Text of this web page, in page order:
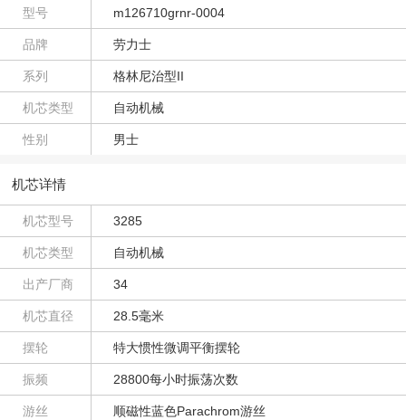
型号 m126710grnr-0004
品牌 劳力士
系列 格林尼治型II
机芯类型 自动机械
性别 男士
机芯详情
机芯型号 3285
机芯类型 自动机械
出产厂商 34
机芯直径 28.5毫米
摆轮 特大惯性微调平衡摆轮
振频 28800每小时振荡次数
游丝 顺磁性蓝色Parachrom游丝